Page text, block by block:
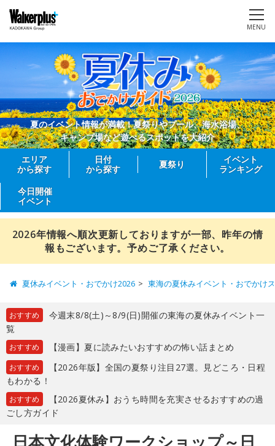
MENU
夏のイベント情報が満載！夏祭りやプール、海水浴場、
キャンプ場など遊べるスポットを大紹介
エリア
から探す
日付
から探す
夏祭り
イベント
ランキング
今日開催
イベント
2026年情報へ順次更新しておりますが一部、昨年の情
報もございます。予めご了承ください。
夏休みイベント・おでかけ2026 東海の夏休みイベント・おでかけ
おすすめ
今週末8/8(土)～8/9(日)開催の東海の夏休みイベント一
覧
おすすめ 【漫画】夏に読みたいおすすめの怖い話まとめ
おすすめ
【2026年版】全国の夏祭り注目27選。見どころ・日程
もわかる！
おすすめ
【2026夏休み】おうち時間を充実させるおすすめの過
ごし方ガイド
日本文化体験ワークショップ～日